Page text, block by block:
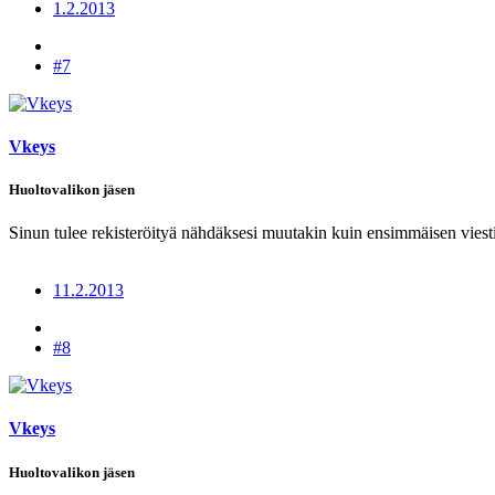
1.2.2013
#7
Vkeys
Huoltovalikon jäsen
Sinun tulee rekisteröityä nähdäksesi muutakin kuin ensimmäisen
11.2.2013
#8
Vkeys
Huoltovalikon jäsen